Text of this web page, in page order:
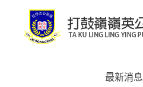
content
最新消息